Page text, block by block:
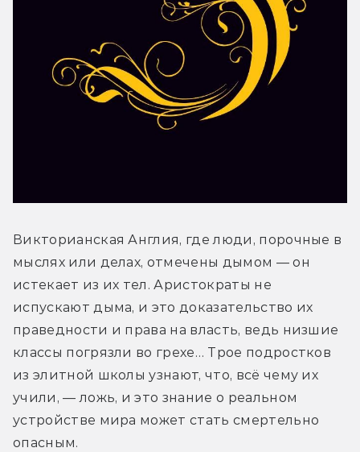
Викторианская Англия, где люди, порочные в
мыслях или делах, отмечены дымом — он
истекает из их тел. Аристократы не
испускают дыма, и это доказательство их
праведности и права на власть, ведь низшие
классы погрязли во грехе… Трое подростков
из элитной школы узнают, что, всё чему их
учили, — ложь, и это знание о реальном
устройстве мира может стать смертельно
опасным.